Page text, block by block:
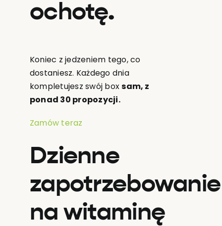
ochotę.
Koniec z jedzeniem tego, co
dostaniesz. Każdego dnia
kompletujesz swój boxsam, z
ponad 30 propozycji.
Zamów teraz
Dzienne
zapotrzebowanie
na witaminę